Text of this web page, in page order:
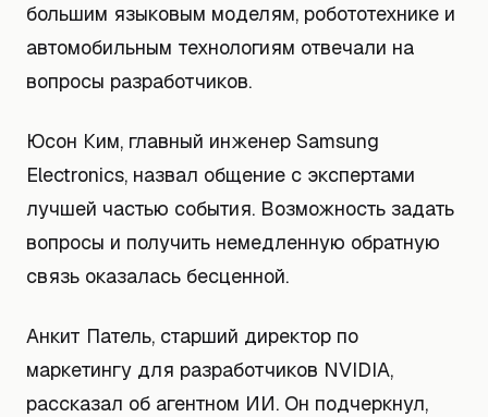
большим языковым моделям, робототехнике и
автомобильным технологиям отвечали на
вопросы разработчиков.
Юсон Ким, главный инженер Samsung
Electronics, назвал общение с экспертами
лучшей частью события. Возможность задать
вопросы и получить немедленную обратную
связь оказалась бесценной.
Анкит Патель, старший директор по
маркетингу для разработчиков NVIDIA,
рассказал об агентном ИИ. Он подчеркнул,